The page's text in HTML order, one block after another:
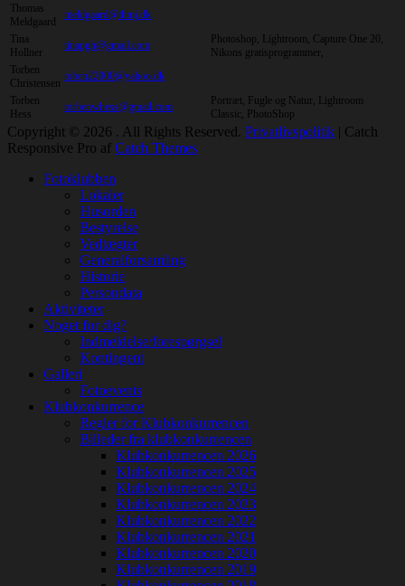
Thomas
Meldgaard
meldgaard@thmj.dk
Tina
Hollner
tinapgh@gmail.com
Photoshop, Lightroom, Capture One 20,
Nikons gratisprogrammer,
Torben
Christensen
toben22000@yahoo.dk
Torben
Hess
torbenwhess@gmail.com
Portræt, Fugle og Natur, Lightroom
Classic, PhotoShop
Copyright © 2026 . All Rights Reserved. Privatlivspolitik | Catch
Responsive Pro af Catch Themes
Fotoklubben
Lokaler
Husorden
Bestyrelse
Vedtægter
Generalforsamling
Historie
Persondata
Aktiviteter
Noget for dig?
Indmeldelse/forespørgsel
Kontingent
Galleri
Fotoevents
Klubkonkurrence
Regler for Klubkonkurrencen
Billeder fra klubkonkurrencen
Klubkonkurrencen 2026
Klubkonkurrencen 2025
Klubkonkurrencen 2024
Klubkonkurrencen 2023
Klubkonkurrencen 2022
Klubkonkurrencen 2021
Klubkonkurrencen 2020
Klubkonkurrencen 2019